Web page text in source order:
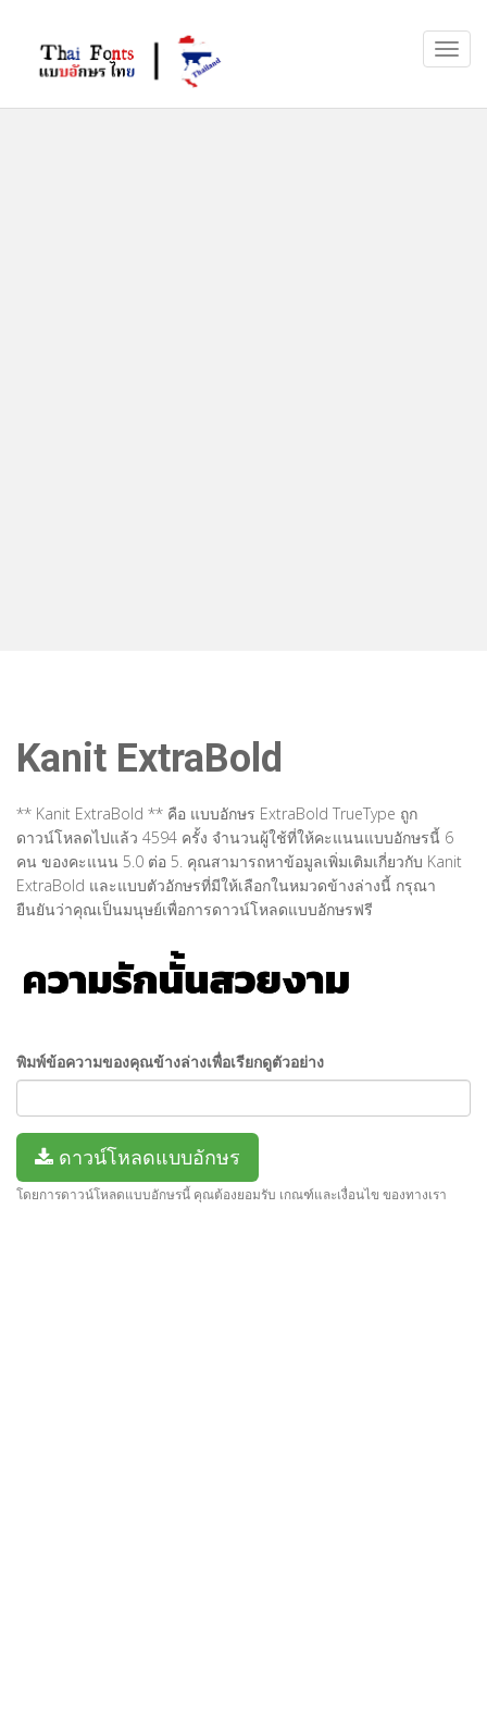
Kanit ExtraBold
** Kanit ExtraBold ** คือ แบบอักษร ExtraBold TrueType ถูก
ดาวน์โหลดไปแล้ว 4594 ครั้ง จำนวนผู้ใช้ที่ให้คะแนนแบบอักษรนี้ 6
คน ของคะแนน 5.0 ต่อ 5. คุณสามารถหาข้อมูลเพิ่มเติมเกี่ยวกับ Kanit
ExtraBold และแบบตัวอักษรที่มีให้เลือกในหมวดข้างล่างนี้ กรุณา
ยืนยันว่าคุณเป็นมนุษย์เพื่อการดาวน์โหลดแบบอักษรฟรี
พิมพ์ข้อความของคุณข้างล่างเพื่อเรียกดูตัวอย่าง
ดาวน์โหลดแบบอักษร
โดยการดาวน์โหลดแบบอักษรนี้ คุณต้องยอมรับ เกณฑ์และเงื่อนไข ของทางเรา